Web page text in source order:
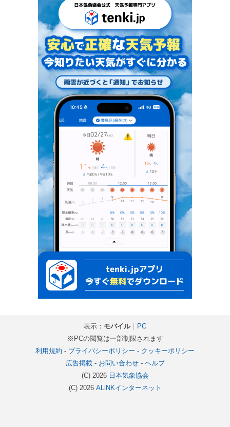
表示： モバイル｜
PC
※PCの閲覧は一部制限されます
利用規約 - プライバシーポリシー - クッキーポリシー
広告掲載- お問い合わせ- ヘルプ
(C) 2026 日本気象協会
(C) 2026 ALiNKインターネット